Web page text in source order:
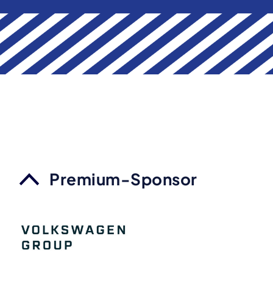
Premium-Sponsor